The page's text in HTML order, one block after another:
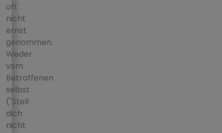
oft
nicht
ernst
genommen.
Weder
vom
Betroffenen
selbst
("Stell
dich
nicht